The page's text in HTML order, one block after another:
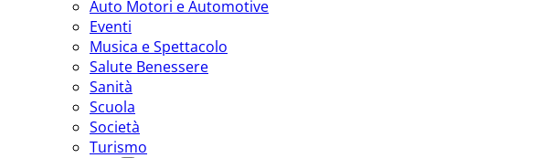
Auto Motori e Automotive
Eventi
Musica e Spettacolo
Salute Benessere
Sanità
Scuola
Società
Turismo